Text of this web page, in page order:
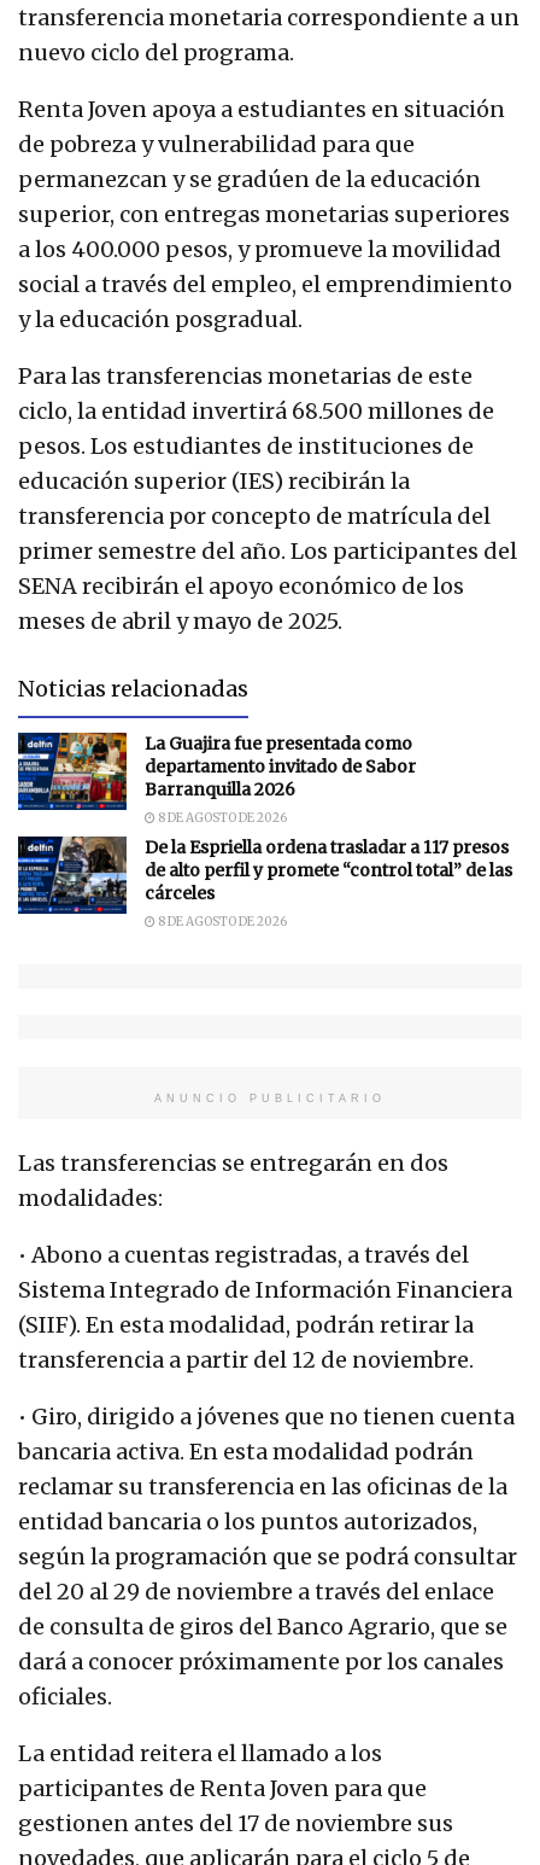
transferencia monetaria correspondiente a un
nuevo ciclo del programa.
Renta Joven apoya a estudiantes en situación
de pobreza y vulnerabilidad para que
permanezcan y se gradúen de la educación
superior, con entregas monetarias superiores
a los 400.000 pesos, y promueve la movilidad
social a través del empleo, el emprendimiento
y la educación posgradual.
Para las transferencias monetarias de este
ciclo, la entidad invertirá 68.500 millones de
pesos. Los estudiantes de instituciones de
educación superior (IES) recibirán la
transferencia por concepto de matrícula del
primer semestre del año. Los participantes del
SENA recibirán el apoyo económico de los
meses de abril y mayo de 2025.
Noticias relacionadas
La Guajira fue presentada como
departamento invitado de Sabor
Barranquilla 2026
8 DE AGOSTO DE 2026
De la Espriella ordena trasladar a 117 presos
de alto perfil y promete “control total” de las
cárceles
8 DE AGOSTO DE 2026
ANUNCIO PUBLICITARIO
Las transferencias se entregarán en dos
modalidades:
• Abono a cuentas registradas, a través del
Sistema Integrado de Información Financiera
(SIIF). En esta modalidad, podrán retirar la
transferencia a partir del 12 de noviembre.
• Giro, dirigido a jóvenes que no tienen cuenta
bancaria activa. En esta modalidad podrán
reclamar su transferencia en las oficinas de la
entidad bancaria o los puntos autorizados,
según la programación que se podrá consultar
del 20 al 29 de noviembre a través del enlace
de consulta de giros del Banco Agrario, que se
dará a conocer próximamente por los canales
oficiales.
La entidad reitera el llamado a los
participantes de Renta Joven para que
gestionen antes del 17 de noviembre sus
novedades, que aplicarán para el ciclo 5 de